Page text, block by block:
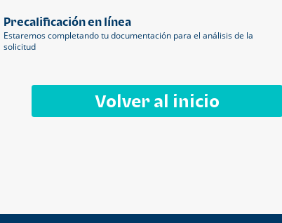
Precalificación en línea
Estaremos completando tu documentación para el análisis de la
solicitud
Volver al inicio